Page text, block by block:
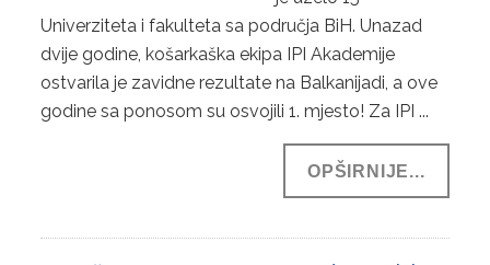
Univerziteta i fakulteta sa područja BiH. Unazad
dvije godine, košarkaška ekipa IPI Akademije
ostvarila je zavidne rezultate na Balkanijadi, a ove
godine sa ponosom su osvojili 1. mjesto! Za IPI ...
OPŠIRNIJE...